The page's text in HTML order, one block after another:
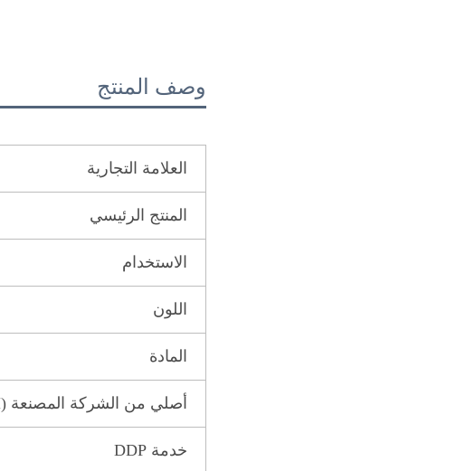
وصف المنتج
العلامة التجارية
المنتج الرئيسي
الاستخدام
اللون
المادة
أصلي من الشركة المصنعة (OEM)
خدمة DDP